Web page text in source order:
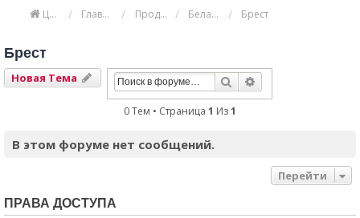
Цена катализатора Главная Продажа и покупка катализаторов Беларусь Брест
Брест
Новая Тема Поиск
0 Тем • Страница 1 Из1
В этом форуме нет сообщений.
Перейти
ПРАВА ДОСТУПА